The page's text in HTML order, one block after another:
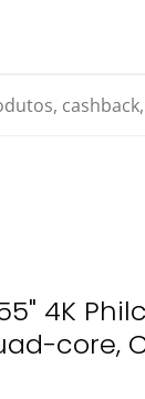
cashback,
4K
core,